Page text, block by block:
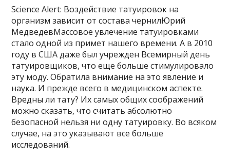
Science Alert: Воздействие татуировок на
организм зависит от состава чернилЮрий
МедведевМассовое увлечение татуировками
стало одной из примет нашего времени. А в 2010
году в США даже был учрежден Всемирный день
татуировщиков, что еще больше стимулировало
эту моду. Обратила внимание на это явление и
наука. И прежде всего в медицинском аспекте.
Вредны ли тату? Их самых общих соображений
можно сказать, что считать абсолютно
безопасной нельзя ни одну татуировку. Во всяком
случае, на это указывают все больше
исследований.